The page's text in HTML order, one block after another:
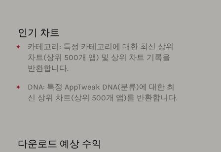
인기 차트
카테고리: 특정 카테고리에 대한 최신 상위
차트(상위 500개 앱) 및 상위 차트 기록을
반환합니다.
DNA: 특정 AppTweak DNA(분류)에 대한 최
신 상위 차트(상위 500개 앱)를 반환합니다.
다운로드 예상 수익